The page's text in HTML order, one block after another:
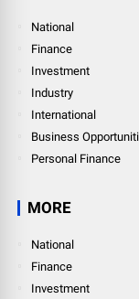
National
Finance
Investment
Industry
International
Business
Personal Finance
MORE
National
Finance
Investment